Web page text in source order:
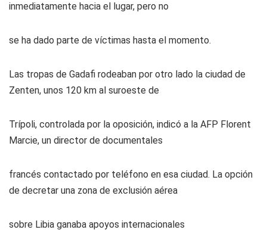
inmediatamente hacia el lugar, pero no
se ha dado parte de víctimas hasta el momento.
Las tropas de Gadafi rodeaban por otro lado la ciudad de
Zenten, unos 120 km al suroeste de
Trípoli, controlada por la oposición, indicó a la AFP Florent
Marcie, un director de documentales
francés contactado por teléfono en esa ciudad. La opción
de decretar una zona de exclusión aérea
sobre Libia ganaba apoyos internacionales